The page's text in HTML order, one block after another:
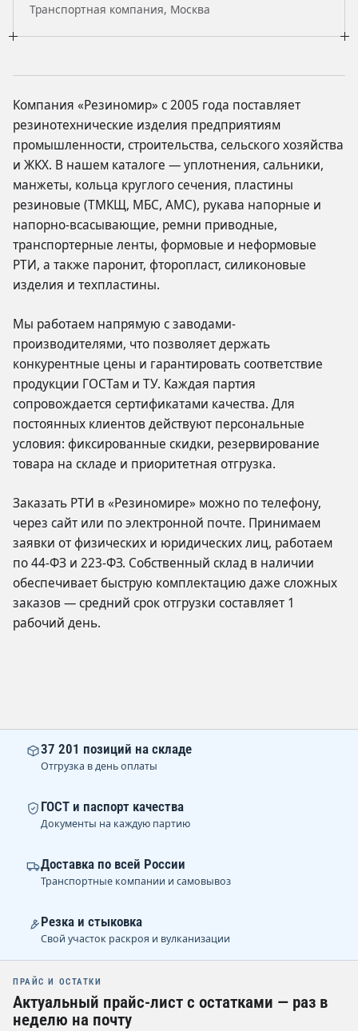
Транспортная компания, Москва
Компания «Резиномир» с 2005 года поставляет
резинотехнические изделия предприятиям
промышленности, строительства, сельского хозяйства
и ЖКХ. В нашем каталоге — уплотнения, сальники,
манжеты, кольца круглого сечения, пластины
резиновые (ТМКЩ, МБС, АМС), рукава напорные и
напорно-всасывающие, ремни приводные,
транспортерные ленты, формовые и неформовые
РТИ, а также паронит, фторопласт, силиконовые
изделия и техпластины.
Мы работаем напрямую с заводами-
производителями, что позволяет держать
конкурентные цены и гарантировать соответствие
продукции ГОСТам и ТУ. Каждая партия
сопровождается сертификатами качества. Для
постоянных клиентов действуют персональные
условия: фиксированные скидки, резервирование
товара на складе и приоритетная отгрузка.
Заказать РТИ в «Резиномире» можно по телефону,
через сайт или по электронной почте. Принимаем
заявки от физических и юридических лиц, работаем
по 44-ФЗ и 223-ФЗ. Собственный склад в наличии
обеспечивает быструю комплектацию даже сложных
заказов — средний срок отгрузки составляет 1
рабочий день.
37 201 позиций на складе
Отгрузка в день оплаты
ГОСТ и паспорт качества
Документы на каждую партию
Доставка по всей России
Транспортные компании и самовывоз
Резка и стыковка
Свой участок раскроя и вулканизации
ПРАЙС И ОСТАТКИ
Актуальный прайс-лист с остатками — раз в
неделю на почту